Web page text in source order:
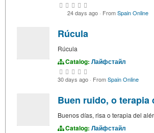
24 days ago · FromSpain Online
Rúcula
Rúcula
Catalog: Лайфстайл
30 days ago · FromSpain Online
Buen ruido, o terapia
Buenos días, risa o terapia del
Catalog: Лайфстайл